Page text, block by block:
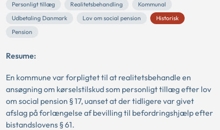
Personligt tillæg
Realitetsbehandling
Kommunal
Udbetaling Danmark
Lov om social pension
Historisk
Pension
Resume:
En kommune var forpligtet til at realitetsbehandle en
ansøgning om kørselstilskud som personligt tillæg efter lov
om social pension § 17, uanset at der tidligere var givet
afslag på forlængelse af bevilling til befordringshjælp efter
bistandslovens § 61.